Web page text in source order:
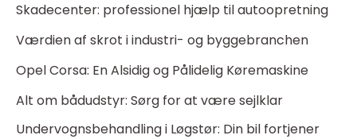
Skadecenter: professionel hjælp til autoopretning
Værdien af skrot i industri- og byggebranchen
Opel Corsa: En Alsidig og Pålidelig Køremaskine
Alt om bådudstyr: Sørg for at være sejlklar
Undervognsbehandling i Løgstør: Din bil fortjener